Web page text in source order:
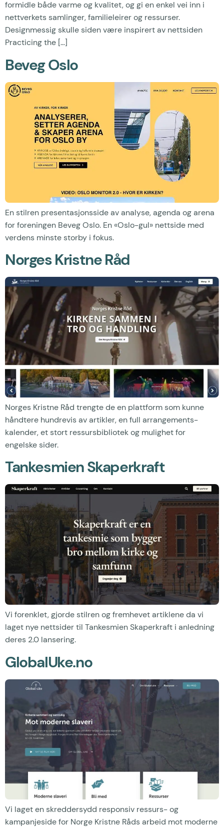
formidle både varme og kvalitet, og gi en enkel vei inn i
nettverkets samlinger, familieleirer og ressurser.
Designmessig skulle siden være inspirert av nettsiden
Practicing the […]
Beveg Oslo
En stilren presentasjonsside av analyse, agenda og arena
for foreningen Beveg Oslo. En «Oslo-gul» nettside med
verdens minste storby i fokus.
Norges Kristne Råd
Norges Kristne Råd trengte de en plattform som kunne
håndtere hundrevis av artikler, en full arrangements­
kalender, et stort ressurs­bibliotek og mulighet for
engelske sider.
Tankesmien Skaperkraft
Vi forenklet, gjorde stilren og fremhevet artiklene da vi
laget nye nettsider til Tankesmien Skaperkraft i anledning
deres 2.0 lansering.
GlobalUke.no
Vi laget en skreddersydd responsiv ressurs- og
kampanjeside for Norge Kristne Råds arbeid mot moderne